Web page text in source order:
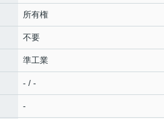
所有権
不要
準工業
- / -
-